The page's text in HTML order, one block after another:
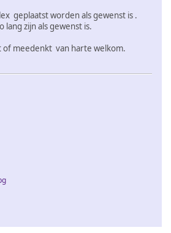
geplaatst worden als gewenst is .
zijn als gewenst is.
of meedenkt van harte welkom.